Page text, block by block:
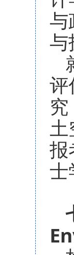
与
与
评
土
报
士